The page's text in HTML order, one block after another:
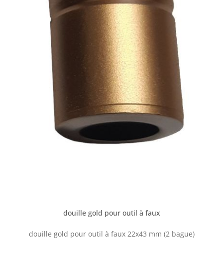
douille gold pour outil à faux
douille gold pour outil à faux 22x43 mm (2 bague)